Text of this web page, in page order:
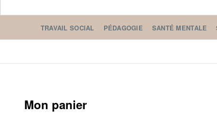
TRAVAIL SOCIAL PÉDAGOGIE SANTÉ MENTALE
Mon panier